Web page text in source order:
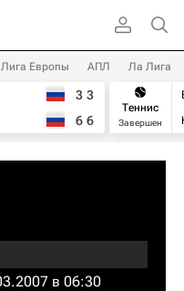
Лига Европы АПЛ Ла Лига
3 3
6 6
Теннис
Завершен
в 06:30